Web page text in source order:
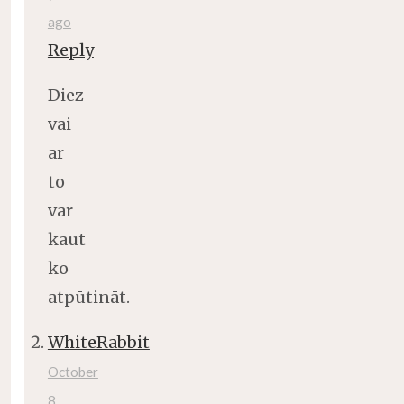
ago
Reply
Diez
vai
ar
to
var
kaut
ko
atpūtināt.
WhiteRabbit
October
8,